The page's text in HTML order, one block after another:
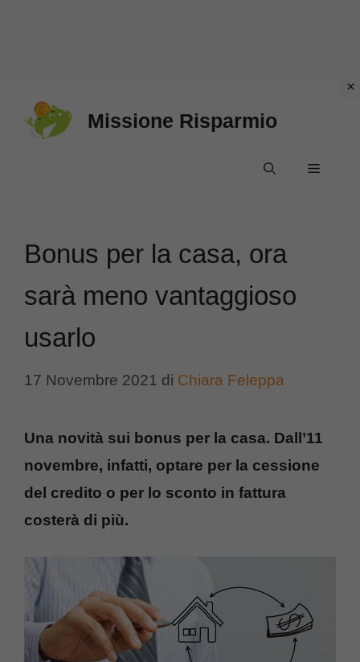
Missione Risparmio
Menu
Bonus per la casa, ora
sarà meno vantaggioso
usarlo
17 Novembre 2021 di Chiara Feleppa
Una novità sui bonus per la casa. Dall’11
novembre, infatti, optare per la cessione
del credito o per lo sconto in fattura
costerà di più.